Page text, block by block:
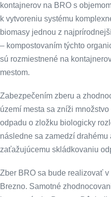
kontajnerov na BRO s
k vytvoreniu systému
biomasy jednou z
– kompostovaním týchto
sú rozmiestnené na
mestom.
Zabezpečením zberu a
území mesta sa zníži
odpadu o zložku biologicky
následne sa zamedzí
zaťažujúcemu skládkovaniu
Zber BRO sa bude realizovať
Brezno. Samotné